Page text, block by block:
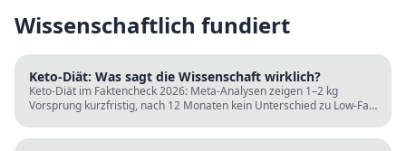
Wissenschaftlich fundiert
Keto-Diät: Was sagt die Wissenschaft wirklich?
Keto-Diät im Faktencheck 2026: Meta-Analysen zeigen 1–2 kg
Vorsprung kurzfristig, nach 12 Monaten kein Unterschied zu Low-Fat.